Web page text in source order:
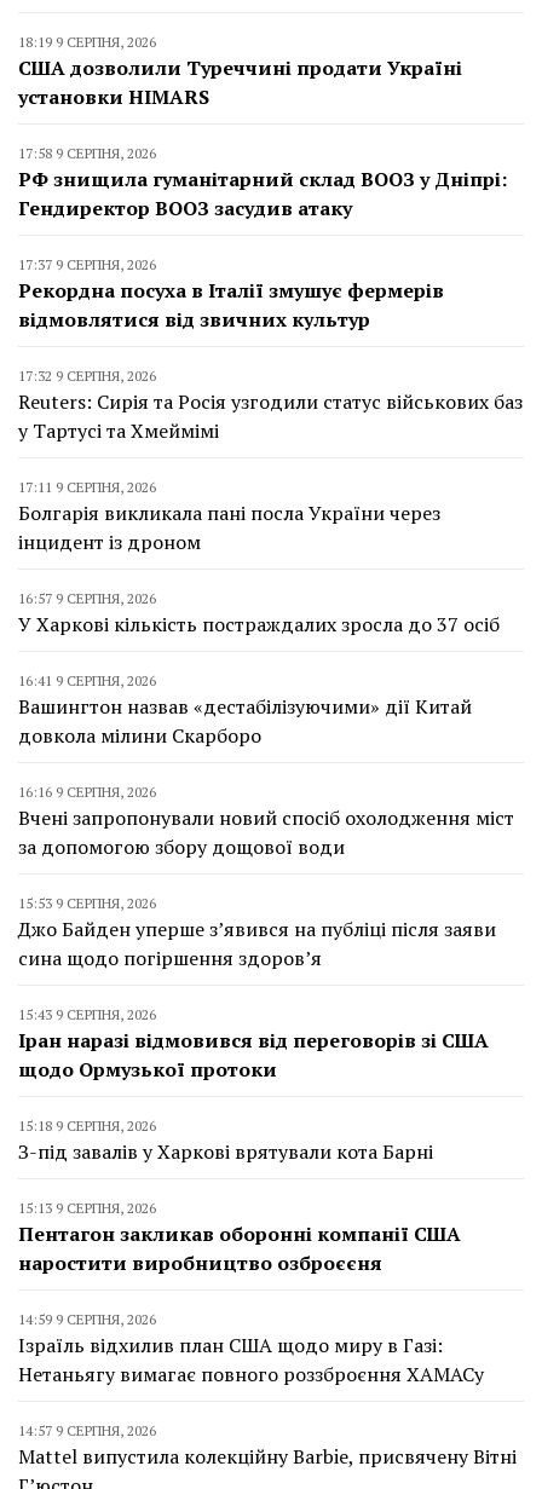
18:19 9 СЕРПНЯ, 2026
США дозволили Туреччині продати Україні
установки HIMARS
17:58 9 СЕРПНЯ, 2026
РФ знищила гуманітарний склад ВООЗ у Дніпрі:
Гендиректор ВООЗ засудив атаку
17:37 9 СЕРПНЯ, 2026
Рекордна посуха в Італії змушує фермерів
відмовлятися від звичних культур
17:32 9 СЕРПНЯ, 2026
Reuters: Сирія та Росія узгодили статус військових баз
у Тартусі та Хмеймімі
17:11 9 СЕРПНЯ, 2026
Болгарія викликала пані посла України через
інцидент із дроном
16:57 9 СЕРПНЯ, 2026
У Харкові кількість постраждалих зросла до 37 осіб
16:41 9 СЕРПНЯ, 2026
Вашингтон назвав «дестабілізуючими» дії Китай
довкола мілини Скарборо
16:16 9 СЕРПНЯ, 2026
Вчені запропонували новий спосіб охолодження міст
за допомогою збору дощової води
15:53 9 СЕРПНЯ, 2026
Джо Байден уперше з’явився на публіці після заяви
сина щодо погіршення здоров’я
15:43 9 СЕРПНЯ, 2026
Іран наразі відмовився від переговорів зі США
щодо Ормузької протоки
15:18 9 СЕРПНЯ, 2026
З-під завалів у Харкові врятували кота Барні
15:13 9 СЕРПНЯ, 2026
Пентагон закликав оборонні компанії США
наростити виробництво озброєєня
14:59 9 СЕРПНЯ, 2026
Ізраїль відхилив план США щодо миру в Газі:
Нетаньягу вимагає повного роззброєння ХАМАСу
14:57 9 СЕРПНЯ, 2026
Mattel випустила колекційну Barbie, присвячену Вітні